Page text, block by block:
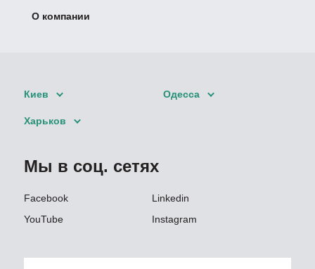
О компании
Киев Одесса
Харьков
Мы в соц. сетях
Facebook
Linkedin
YouTube
Instagram